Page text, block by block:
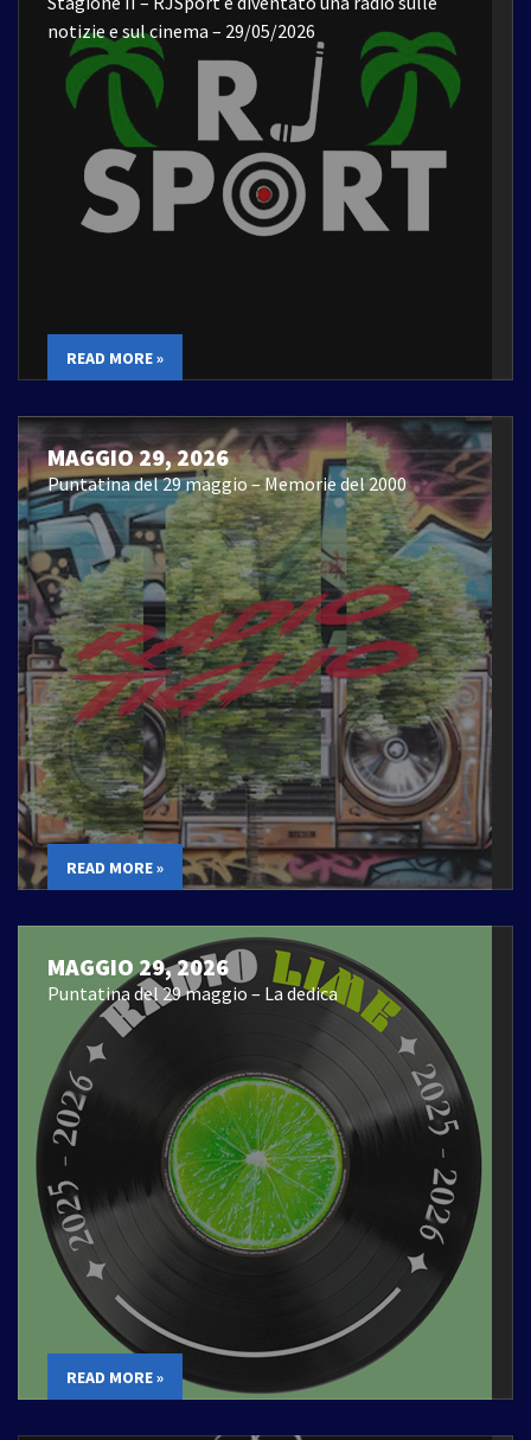
notizie e sul cinema – 29/05/2026
READ MORE »
MAGGIO 29, 2026
Puntatina del 29 maggio – Memorie del 2000
READ MORE »
MAGGIO 29, 2026
Puntatina del 29 maggio – La dedica
READ MORE »